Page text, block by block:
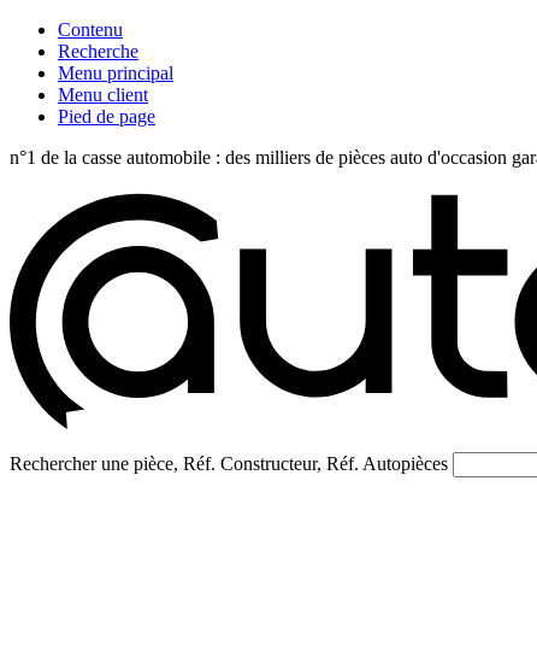
Contenu
Recherche
Menu principal
Menu client
Pied de page
n°1 de la casse automobile : des milliers de pièces auto
Rechercher une pièce, Réf. Constructeur, Réf. Autopièces